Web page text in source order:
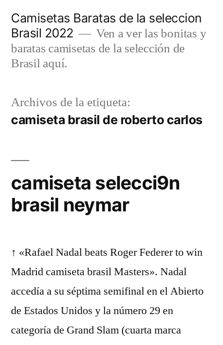
contenido
Camisetas Baratas de la seleccion
Brasil 2022
Ven a ver las bonitas y
baratas camisetas de la selección de
Brasil aquí.
Archivos de la etiqueta:
camiseta brasil de roberto carlos
camiseta selecci9n
brasil neymar
↑ «Rafael Nadal beats Roger Federer to win
Madrid camiseta brasil Masters». Nadal
accedía a su séptima semifinal en el Abierto
de Estados Unidos y la número 29 en
categoría de Grand Slam (cuarta marca